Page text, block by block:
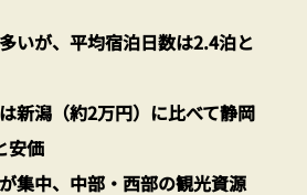
いが、平均宿泊日数は2.4泊と
新潟（約2万円）に比べて静岡
安価
集中、中部・西部の観光資源